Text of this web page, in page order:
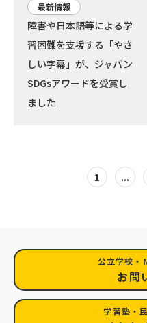
最新情報
障害や日本語等による学
習困難を支援する「やさ
しい字幕」が、ジャパン
SDGsアワードを受賞し
ました
1 ...
公立学校・
お問
学習塾・